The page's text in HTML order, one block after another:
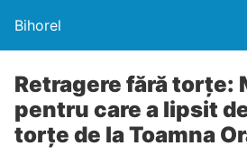
Bihorel
Retragere fără torţe:
pentru care a lipsit
torțe de la Toamna